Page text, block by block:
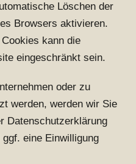
Löschen der
Browsers aktivieren.
kann die
eingeschränkt sein.
oder zu
werden, werden wir Sie
Datenschutzerklärung
eine Einwilligung